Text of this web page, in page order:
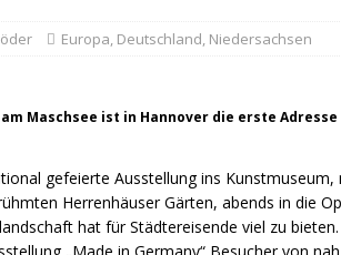
Europa, Deutschland, Niedersachsen
Maschsee ist in Hannover die erste
gefeierte Ausstellung ins
Herrenhäuser Gärten, abends in die
hat für Städtereisende viel zu